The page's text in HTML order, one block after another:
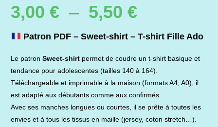
3,00€ – 5,50€de
à
5,50 €
Patron PDF – Sweet-shirt – T-shirt Fille Ado
Le patronSweet-shirt permet de coudre un t-shirt basique et
tendance pour adolescentes (tailles 140 à 164).
Téléchargeable et imprimable à la maison (formats A4, A0), il
est adapté aux débutants comme aux confirmés.
Avec ses manches longues ou courtes, il se prête à toutes les
envies et à tous les tissus en maille (jersey, coton stretch…).